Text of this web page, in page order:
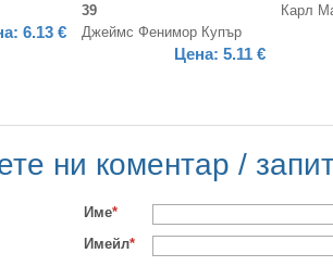
6.13 €
39
Джеймс Фенимор Купър
Цена: 5.11 €
Карл
ни коментар /
Име*
Имейл*